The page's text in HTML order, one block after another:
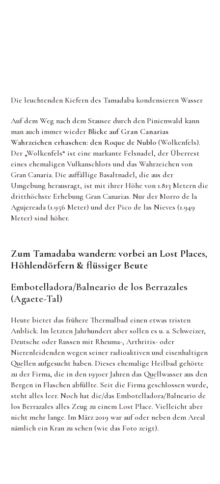
Die leuchtenden Kiefern des Tamadaba kondensieren Wasser
Auf dem Weg nach dem Stausee durch den Pinienwald kann
man auch immer wieder Blicke auf Gran Canarias
Wahrzeichen erhaschen: den Roque de Nublo (Wolkenfels).
Der „Wolkenfels“ ist eine markante Felsnadel, der Überrest
eines ehemaligen Vulkanschlots und das Wahrzeichen von
Gran Canaria. Die auffällige Basaltnadel, die aus der
Umgebung herausragt, ist mit ihrer Höhe von 1.813 Metern die
dritthöchste Erhebung Gran Canarias. Nur der Morro de la
Agujereada (1.956 Meter) und der Pico de las Nieves (1.949
Meter) sind höher.
Zum Tamadaba wandern: vorbei an Lost Places,
Höhlendörfern & flüssiger Beute
Embotelladora/Balneario de los Berrazales
(Agaete-Tal)
Heute bietet das frühere Thermalbad einen etwas tristen
Anblick. Im letzten Jahrhundert aber sollen es u. a. Schweizer,
Deutsche oder Russen mit Rheuma-, Arthritis- oder
Nierenleidenden wegen seiner radioaktiven und eisenhaltigen
Quellen aufgesucht haben. Dieses ehemalige Heilbad gehörte
zu der Firma, die in den 1930er Jahren das Quellwasser aus den
Bergen in Flaschen abfüllte. Seit die Firma geschlossen wurde,
steht alles leer. Noch hat die/das Embotelladora/Balneario de
los Berrazales alles Zeug zu einem Lost Place. Vielleicht aber
nicht mehr lange. Im März 2019 war auf oder neben dem Areal
nämlich ein Kran zu sehen (wie das Foto zeigt).